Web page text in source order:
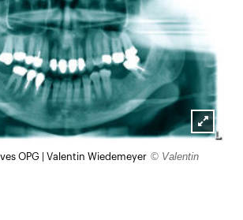
OPG | Valentin Wiedemeyer © Valentin